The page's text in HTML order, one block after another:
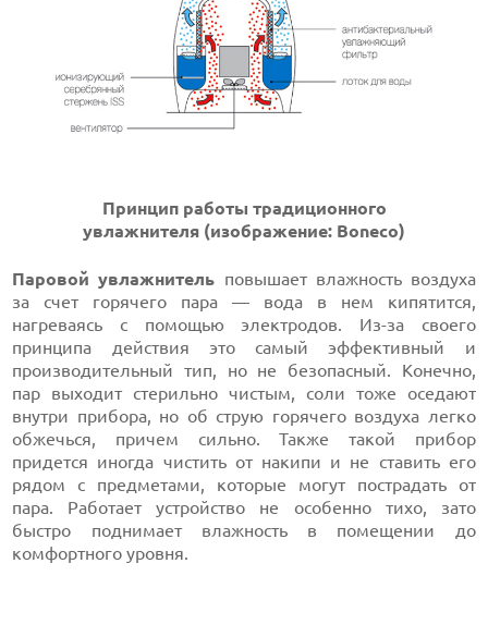
Принцип работы традиционного
увлажнителя (изображение: Boneco)
Паровой увлажнитель повышает влажность воздуха
за счет горячего пара — вода в нем кипятится,
нагреваясь с помощью электродов. Из-за своего
принципа действия это самый эффективный и
производительный тип, но не безопасный. Конечно,
пар выходит стерильно чистым, соли тоже оседают
внутри прибора, но об струю горячего воздуха легко
обжечься, причем сильно. Также такой прибор
придется иногда чистить от накипи и не ставить его
рядом с предметами, которые могут пострадать от
пара. Работает устройство не особенно тихо, зато
быстро поднимает влажность в помещении до
комфортного уровня.